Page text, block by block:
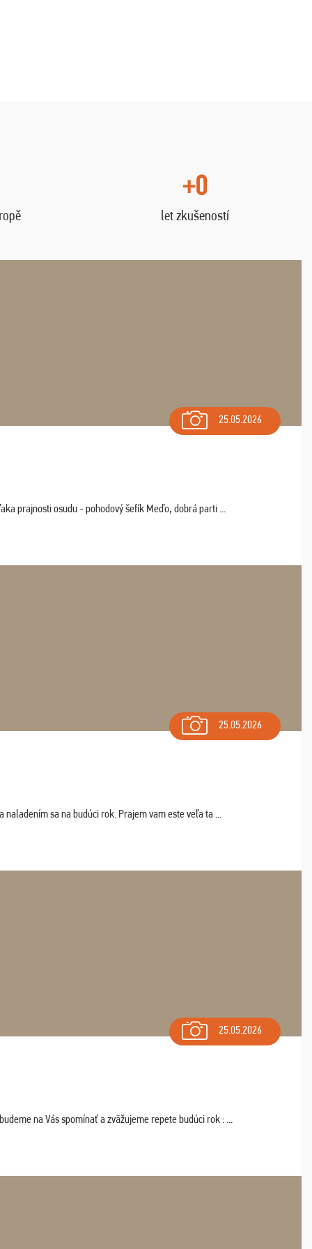
+0
let zkušeností
25.05.2026
prajnosti osudu - pohodový šefík Meďo, dobrá parti ...
25.05.2026
sa na budúci rok. Prajem vam este veľa ta ...
25.05.2026
na Vás spomínať a zväžujeme repete budúci rok : ...